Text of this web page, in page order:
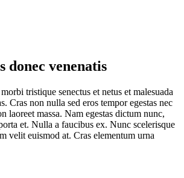
donec venenatis
tristique senectus et netus et malesuada
Cras non nulla sed eros tempor egestas nec
laoreet massa. Nam egestas dictum nunc,
et. Nulla a faucibus ex. Nunc scelerisque
velit euismod at. Cras elementum urna